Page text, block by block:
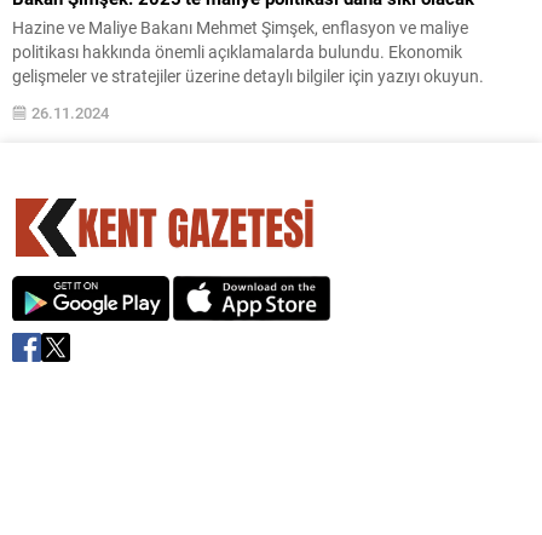
Hazine ve Maliye Bakanı Mehmet Şimşek, enflasyon ve maliye
politikası hakkında önemli açıklamalarda bulundu. Ekonomik
gelişmeler ve stratejiler üzerine detaylı bilgiler için yazıyı okuyun.
26.11.2024